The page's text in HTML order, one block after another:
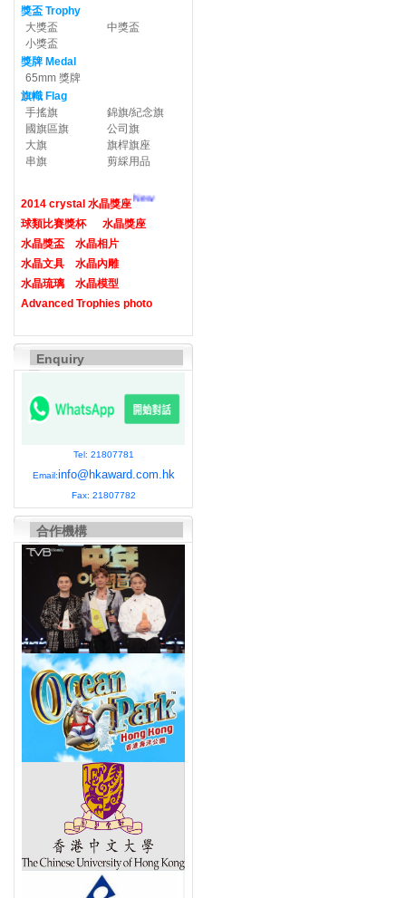
獎盃 Trophy
大獎盃
中獎盃
小獎盃
獎牌 Medal
65mm 獎牌
旗幟 Flag
手搖旗
錦旗/紀念旗
國旗區旗
公司旗
大旗
旗桿旗座
串旗
剪綵用品
2014 crystal 水晶獎座 New
球類比賽獎杯
水晶獎座
水晶獎盃
水晶相片
水晶文具
水晶內雕
水晶琉璃
水晶模型
Advanced Trophies photo
Enquiry
Tel: 21807781
Email:info@hkaward.com.hk
Fax: 21807782
合作機構